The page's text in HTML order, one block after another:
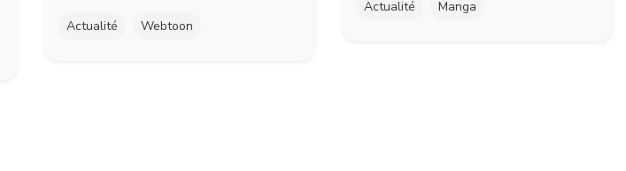
Actualité Webtoon
Actualité Manga